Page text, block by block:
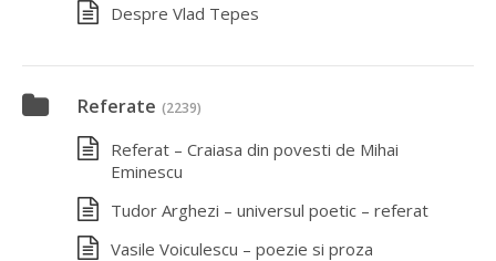
Despre Vlad Tepes
Referate (2239)
Referat – Craiasa din povesti de Mihai
Eminescu
Tudor Arghezi – universul poetic – referat
Vasile Voiculescu – poezie si proza